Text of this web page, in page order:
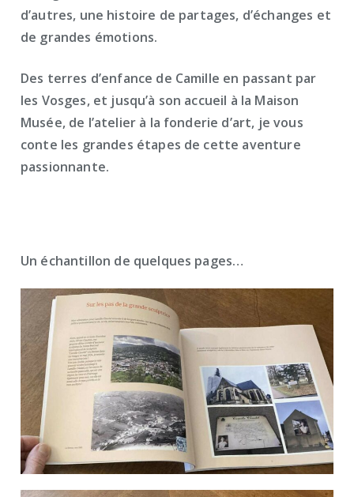
d’autres, une histoire de partages, d’échanges et
de grandes émotions.
Des terres d’enfance de Camille en passant par
les Vosges, et jusqu’à son accueil à la Maison
Musée, de l’atelier à la fonderie d’art, je vous
conte les grandes étapes de cette aventure
passionnante.
Un échantillon de quelques pages…